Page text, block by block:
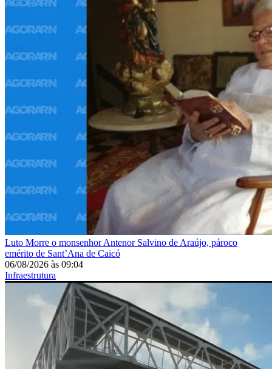
Luto Morre o monsenhor Antenor Salvino de Araújo, pároco
emérito de Sant’Ana de Caicó
06/08/2026 às 09:04
Infraestrutura